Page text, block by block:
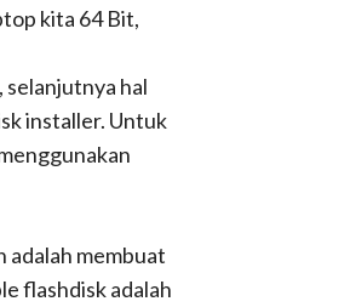
kita 64 Bit,
hal
installer. Untuk
adalah membuat
flashdisk adalah